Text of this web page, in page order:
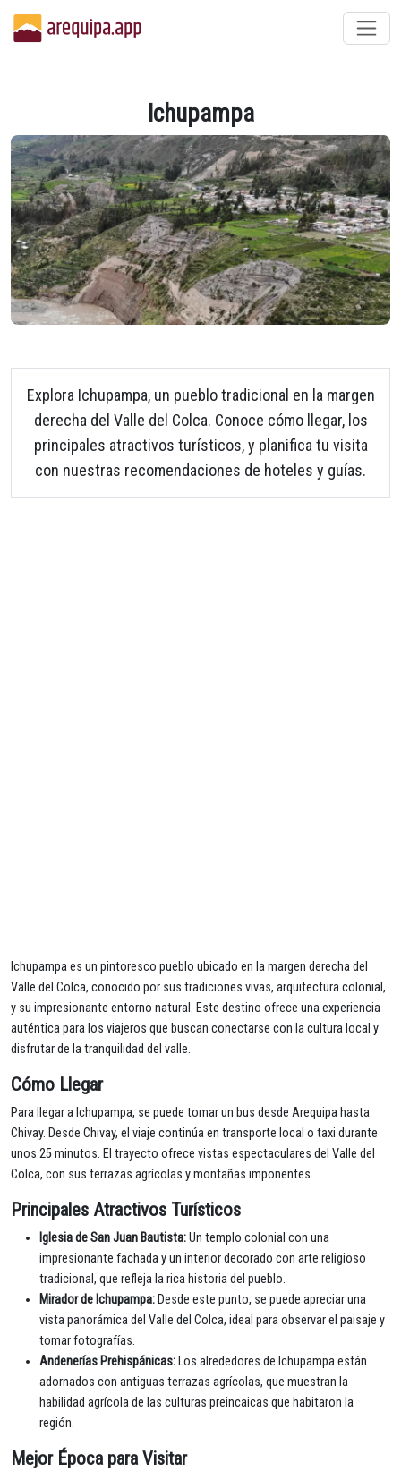
Ichupampa
Explora Ichupampa, un pueblo tradicional en la margen
derecha del Valle del Colca. Conoce cómo llegar, los
principales atractivos turísticos, y planifica tu visita
con nuestras recomendaciones de hoteles y guías.
Ichupampa es un pintoresco pueblo ubicado en la margen derecha del
Valle del Colca, conocido por sus tradiciones vivas, arquitectura colonial,
y su impresionante entorno natural. Este destino ofrece una experiencia
auténtica para los viajeros que buscan conectarse con la cultura local y
disfrutar de la tranquilidad del valle.
Cómo Llegar
Para llegar a Ichupampa, se puede tomar un bus desde Arequipa hasta
Chivay. Desde Chivay, el viaje continúa en transporte local o taxi durante
unos 25 minutos. El trayecto ofrece vistas espectaculares del Valle del
Colca, con sus terrazas agrícolas y montañas imponentes.
Principales Atractivos Turísticos
Iglesia de San Juan Bautista:Un templo colonial con una
impresionante fachada y un interior decorado con arte religioso
tradicional, que refleja la rica historia del pueblo.
Mirador de Ichupampa: Desde este punto, se puede apreciar una
vista panorámica del Valle del Colca, ideal para observar el paisaje y
tomar fotografías.
Andenerías Prehispánicas: Los alrededores de Ichupampa están
adornados con antiguas terrazas agrícolas, que muestran la
habilidad agrícola de las culturas preincaicas que habitaron la
región.
Mejor Época para Visitar